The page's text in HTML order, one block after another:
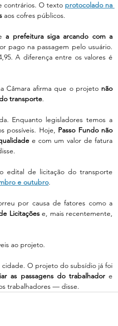
contrários. O texto protocolado na
aos cofres públicos.
a prefeitura siga arcando com a
pago na passagem pelo usuário.
A diferença entre os valores é
Câmara afirma que o projeto não
transporte.
Enquanto legisladores temos a
possíveis. Hoje, Passo Fundo não
e com um valor de fatura
edital de licitação do transporte
e outubro.
Licitações e, mais recentemente,
ao projeto.
O projeto do subsídio já foi
as passagens do trabalhador e
trabalhadores — disse.